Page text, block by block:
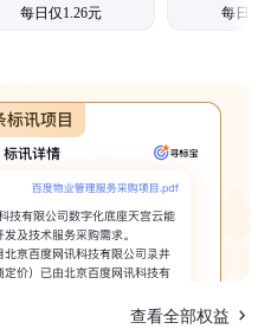
每日仅1.26元 每日仅
查看全部权益